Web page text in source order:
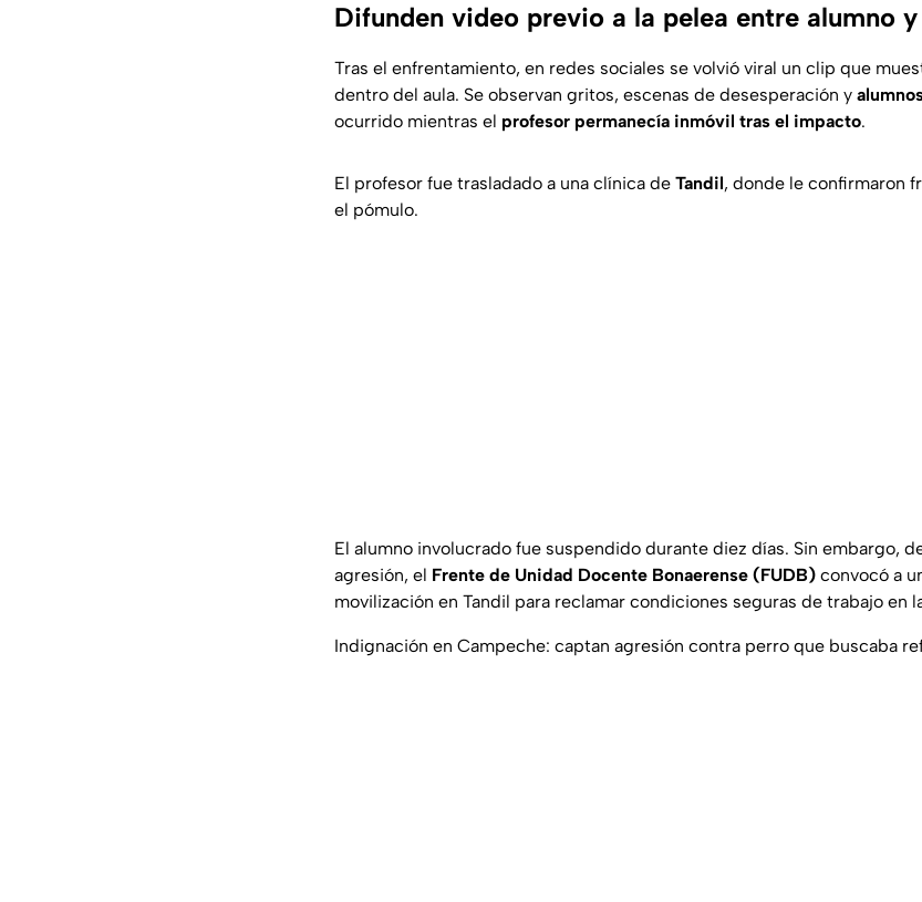
Difunden video previo a la pelea entre alumno
Tras el enfrentamiento, en redes sociales se volvió viral un clip que
dentro del aula. Se observan gritos, escenas de desesperación y
ocurrido mientras el profesor permanecía inmóvil tras el impacto.
El profesor fue trasladado a una clínica de Tandil, donde le confirmaron
el pómulo.
El alumno involucrado fue suspendido durante diez días. Sin embargo,
agresión, el Frente de Unidad Docente Bonaerense (FUDB) convocó a
movilización en Tandil para reclamar condiciones seguras de trabajo en
Indignación en Campeche: captan agresión contra perro que buscaba